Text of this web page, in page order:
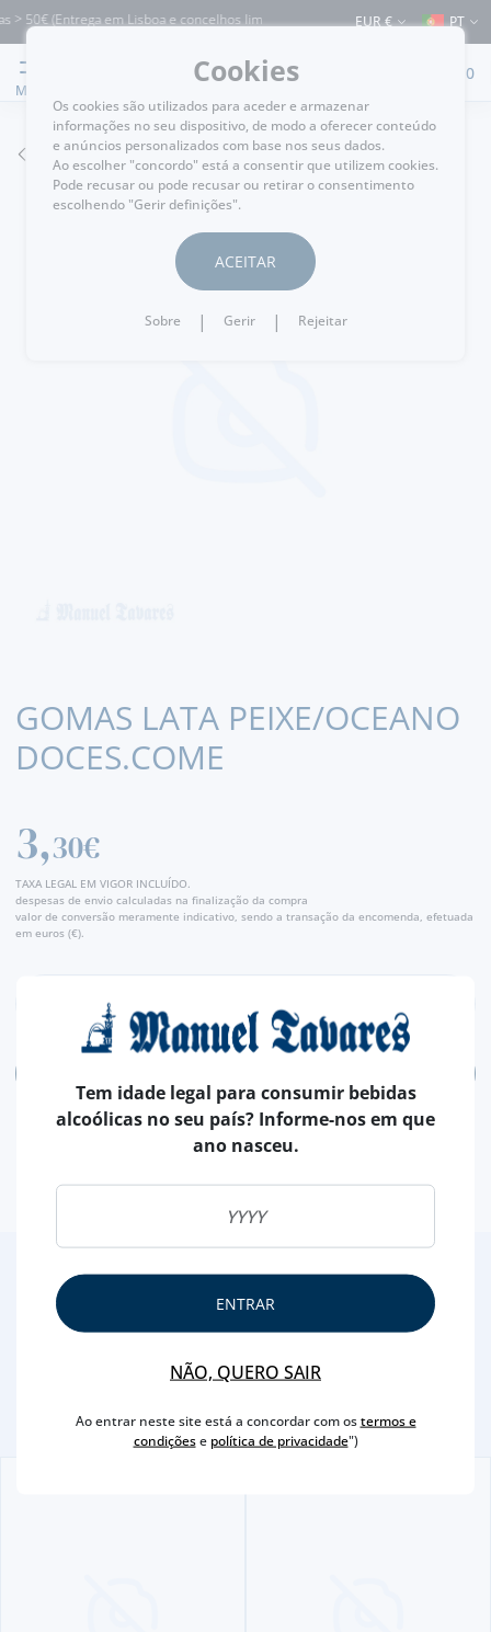
50€ (Entrega em Lisboa e concelhos limítrofes) ⚠️ Envios para Portugal e para
EUR € PT
MENU
0
VOLTAR
GOMAS LATA PEIXE/OCEANO
DOCES.COME
3,30€
TAXA LEGAL EM VIGOR INCLUÍDO.
despesas de envio calculadas na finalização da compra
valor de conversão meramente indicativo, sendo a transação da encomenda, efetuada
em euros (€).
/4
Outras Sugestões
Tem idade legal para consumir bebidas
alcoólicas no seu país? Informe-nos em que
ano nasceu.
ENTRAR
NÃO, QUERO SAIR
Ao entrar neste site está a concordar com ostermos e
condiçõese política de privacidade")
Cookies
Os cookies são utilizados para aceder e armazenar
informações no seu dispositivo, de modo a oferecer conteúdo
e anúncios personalizados com base nos seus dados.
Ao escolher "concordo" está a consentir que utilizem cookies.
Pode recusar ou pode recusar ou retirar o consentimento
escolhendo "Gerir definições".
ACEITAR
Sobre | Gerir | Rejeitar